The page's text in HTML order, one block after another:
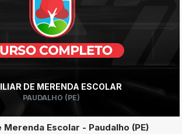
DE MERENDA ESCOLAR
PAUDALHO (PE)
Escolar - Paudalho (PE)